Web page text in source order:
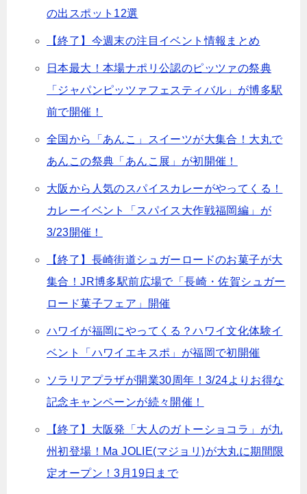
の出スポット12選
【終了】今週末の注目イベント情報まとめ
日本最大！本場ナポリ公認のピッツァの祭典
「ジャパンピッツァフェスティバル」が博多駅
前で開催！
全国から「あんこ」スイーツが大集合！大丸で
あんこの祭典「あんこ展」が初開催！
大阪から人気のスパイスカレーがやってくる！
カレーイベント「スパイス大作戦福岡編」が
3/23開催！
【終了】長崎街道シュガーロードのお菓子が大
集合！JR博多駅前広場で「長崎・佐賀シュガー
ロード菓子フェア」開催
ハワイが福岡にやってくる？ハワイ文化体験イ
ベント「ハワイエキスポ」が福岡で初開催
ソラリアプラザが開業30周年！3/24よりお得な
記念キャンペーンが続々開催！
【終了】大阪発「大人のガトーショコラ」が九
州初登場！Ma JOLIE(マジョリ)が大丸に期間限
定オープン！3月19日まで